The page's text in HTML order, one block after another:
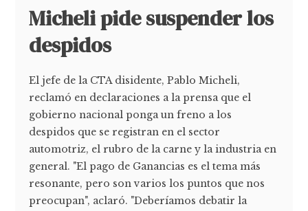
Micheli pide suspender los
despidos
El jefe de la CTA disidente, Pablo Micheli,
reclamó en declaraciones a la prensa que el
gobierno nacional ponga un freno a los
despidos que se registran en el sector
automotriz, el rubro de la carne y la industria en
general. "El pago de Ganancias es el tema más
resonante, pero son varios los puntos que nos
preocupan", aclaró. "Deberíamos debatir la